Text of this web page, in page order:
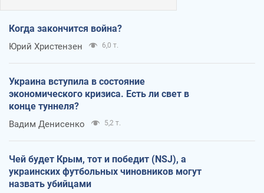
Когда закончится война?
Юрий Христензен 6,0 т.
Украина вступила в состояние
экономического кризиса. Есть ли свет в
конце туннеля?
Вадим Денисенко 5,2 т.
Чей будет Крым, тот и победит (NSJ), а
украинских футбольных чиновников могут
назвать убийцами